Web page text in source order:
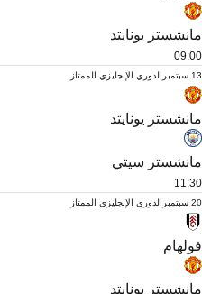
مانشستر يونايتد
09:00
13 سبتمبر الدوري الإنجليزي الممتاز
مانشستر يونايتد
مانشستر سيتي
11:30
20 سبتمبر الدوري الإنجليزي الممتاز
فولهام
مانشستر يونايتد